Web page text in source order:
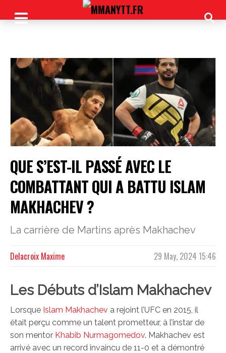
QUE S’EST-IL PASSÉ AVEC LE
COMBATTANT QUI A BATTU ISLAM
MAKHACHEV ?
La carrière de Martins après Makhachev
29 May, 2024 15:46
Delacroix Maxime
Les Débuts d’Islam Makhachev
Lorsque Islam Makhachev a rejoint l’UFC en 2015, il
était perçu comme un talent prometteur, à l’instar de
son mentor Khabib Nurmagomedov. Makhachev est
arrivé avec un record invaincu de 11-0 et a démontré